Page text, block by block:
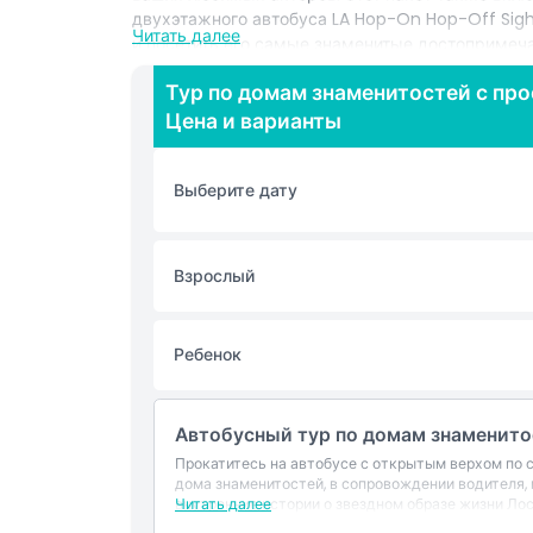
двухэтажного автобуса LA Hop-On Hop-Off
и посетить его самые знаменитые
садиться и выходить столько раз, сколько вы
достопримечательностей. Исследуйте
Моника и центр Лос-Анджелеса в своем
наслаждаться видами или остановиться,
этот тур дает вам гибкость увидеть Лос-
знаменитостей и изучения города.
Основные моменты
Политика в отношении детей и взрослых
Исключения
Читать далее
Тур по домам знаменитостей с
Цена и варианты
Выберите дату
Взрослый
Ребенок
Автобусный тур по домам
Прокатитесь на автобусе с открытым верхом
дома знаменитостей, в сопровождении
внутренние истории о звездном образе жизни
Читать далее